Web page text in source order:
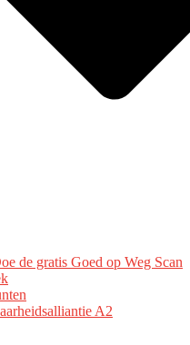
de gratis Goed op Weg Scan
A2